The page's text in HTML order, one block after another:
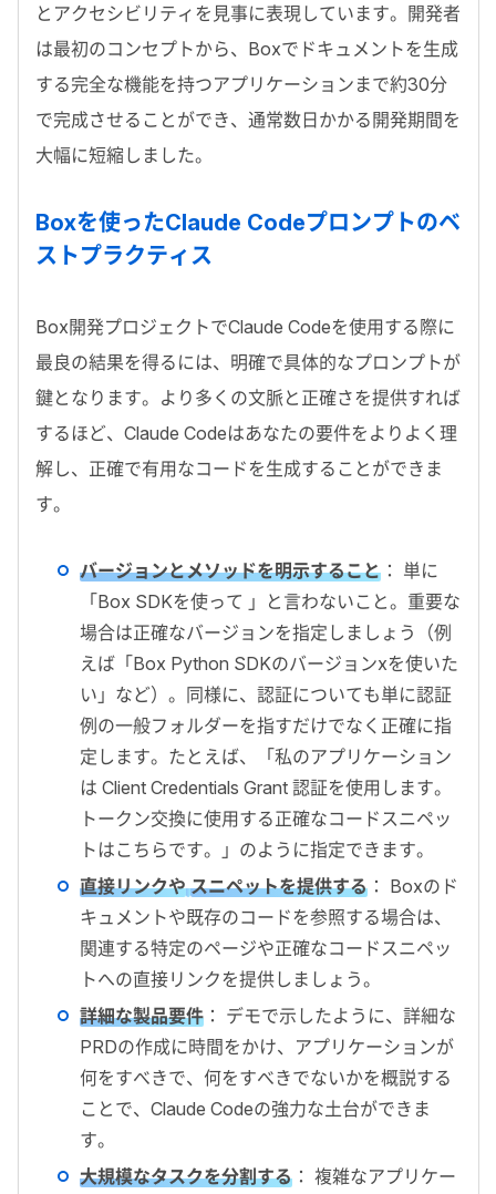
とアクセシビリティを見事に表現しています。開発者
は最初のコンセプトから、Boxでドキュメントを生成
する完全な機能を持つアプリケーションまで約30分
で完成させることができ、通常数日かかる開発期間を
大幅に短縮しました。
Boxを使ったClaude Codeプロンプトのベ
ストプラクティス
Box開発プロジェクトでClaude Codeを使用する際に
最良の結果を得るには、明確で具体的なプロンプトが
鍵となります。より多くの文脈と正確さを提供すれば
するほど、Claude Codeはあなたの要件をよりよく理
解し、正確で有用なコードを生成することができま
す。
バージョンとメソッドを明示すること ： 単に
「Box SDKを使って 」と言わないこと。重要な
場合は正確なバージョンを指定しましょう（例
えば「Box Python SDKのバージョンxを使いた
い」など）。同様に、認証についても単に認証
例の一般フォルダーを指すだけでなく正確に指
定します。たとえば、「私のアプリケーション
は Client Credentials Grant 認証を使用します。
トークン交換に使用する正確なコードスニペッ
トはこちらです。」のように指定できます。
直接リンクや スニペットを提供する ： Boxのド
キュメントや既存のコードを参照する場合は、
関連する特定のページや正確なコードスニペッ
トへの直接リンクを提供しましょう。
詳細な製品要件 ： デモで示したように、詳細な
PRDの作成に時間をかけ、アプリケーションが
何をすべきで、何をすべきでないかを概説する
ことで、Claude Codeの強力な土台ができま
す。
大規模なタスクを分割する ： 複雑なアプリケー